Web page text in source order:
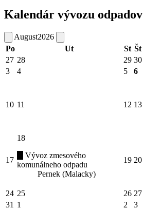
Kalendár vývozu odpadov
August2026
Po
Ut St Št
27 28 29 30
3
4 5 6
10 11 12 13
17
18
Vývoz zmesového
komunálneho odpadu
Pernek (Malacky)
19 20
24 25 26 27
31 1 2 3